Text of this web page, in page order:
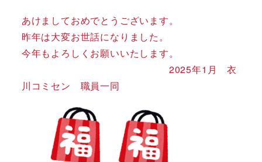
あけましておめでとうございます。
昨年は大変お世話になりました。
今年もよろしくお願いいたします。
2025年1月 衣
川コミセン 職員一同